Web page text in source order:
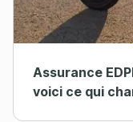
Assurance
voici ce qui